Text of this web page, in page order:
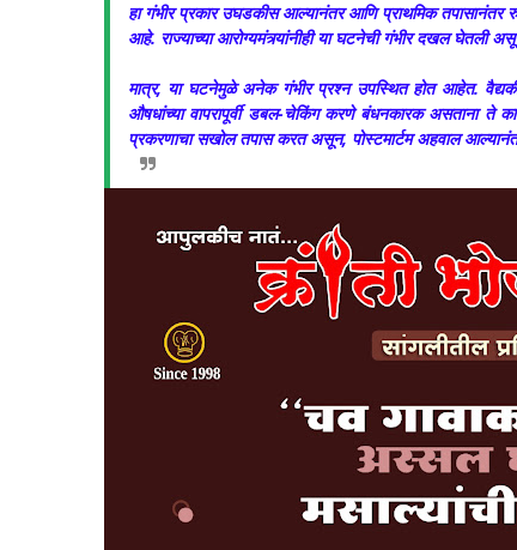
हा गंभीर प्रकार उघडकीस आल्यानंतर आणि प्राथमिक तपासानंतर
आहे. राज्याच्या आरोग्यमंत्र्यांनीही या घटनेची गंभीर दखल
मात्र, या घटनेमुळे अनेक गंभीर प्रश्न उपस्थित होत आहेत.
औषधांच्या वापरापूर्वी डबल-चेकिंग करणे बंधनकारक असताना ते
प्रकरणाचा सखोल तपास करत असून, पोस्टमार्टम अहवाल